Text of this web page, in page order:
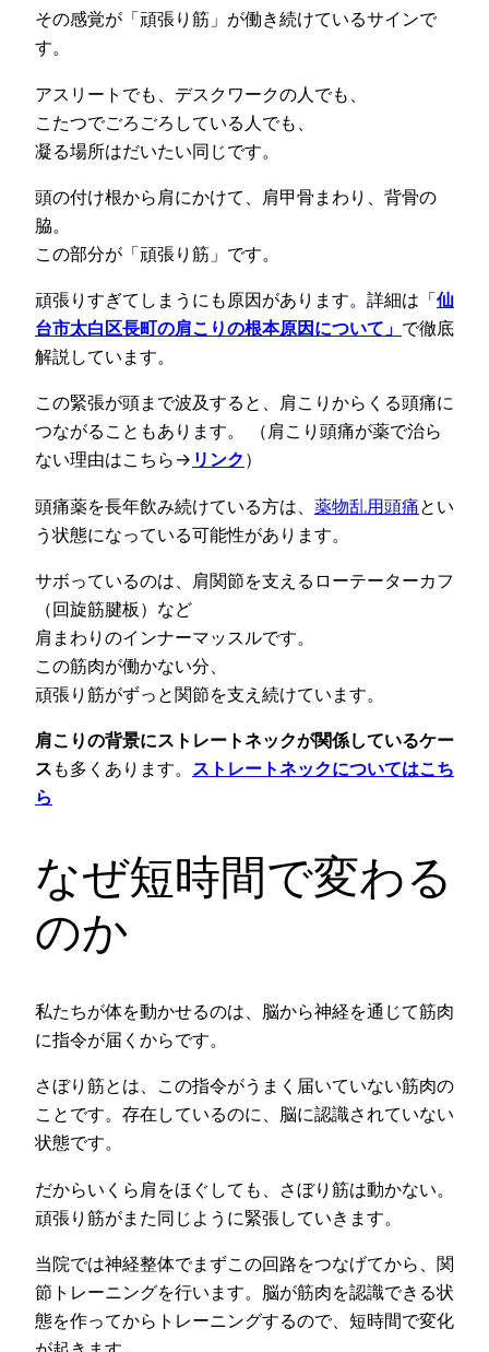
その感覚が「頑張り筋」が働き続けているサインで
す。
アスリートでも、デスクワークの人でも、
こたつでごろごろしている人でも、
凝る場所はだいたい同じです。
頭の付け根から肩にかけて、肩甲骨まわり、背骨の
脇。
この部分が「頑張り筋」です。
頑張りすぎてしまうにも原因があります。詳細は「仙
台市太白区長町の肩こりの根本原因について」 で徹底
解説しています。
この緊張が頭まで波及すると、肩こりからくる頭痛に
つながることもあります。 （肩こり頭痛が薬で治ら
ない理由はこちら→ リンク ）
頭痛薬を長年飲み続けている方は、 薬物乱用頭痛とい
う状態になっている可能性があります。
サボっているのは、肩関節を支えるローテーターカフ
（回旋筋腱板）など
肩まわりのインナーマッスルです。
この筋肉が働かない分、
頑張り筋がずっと関節を支え続けています。
肩こりの背景にストレートネックが関係しているケー
ス も多くあります。 ストレートネックについてはこち
ら
なぜ短時間で変わる
のか
私たちが体を動かせるのは、脳から神経を通じて筋肉
に指令が届くからです。
さぼり筋とは、この指令がうまく届いていない筋肉の
ことです。存在しているのに、脳に認識されていない
状態です。
だからいくら肩をほぐしても、さぼり筋は動かない。
頑張り筋がまた同じように緊張していきます。
当院では神経整体でまずこの回路をつなげてから、関
節トレーニングを行います。脳が筋肉を認識できる状
態を作ってからトレーニングするので、短時間で変化